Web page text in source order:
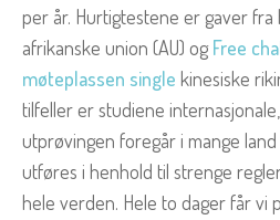
per år. Hurtigtestene er gaver fra
afrikanske union (AU) ogFree
møteplassen single kinesiske
tilfeller er studiene
utprøvingen foregår i mange
utføres i henhold til strenge
hele verden. Hele to dager får vi